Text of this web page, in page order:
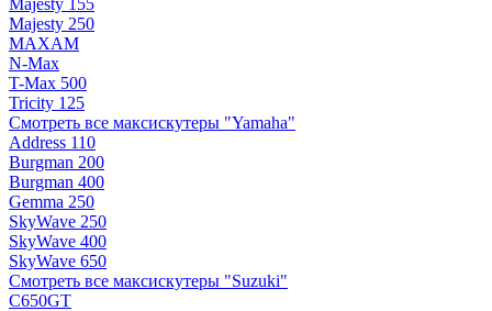
Majesty 155
Majesty 250
MAXAM
N-Max
T-Max 500
Tricity 125
Смотреть все максискутеры "Yamaha"
Address 110
Burgman 200
Burgman 400
Gemma 250
SkyWave 250
SkyWave 400
SkyWave 650
Смотреть все максискутеры "Suzuki"
C650GT